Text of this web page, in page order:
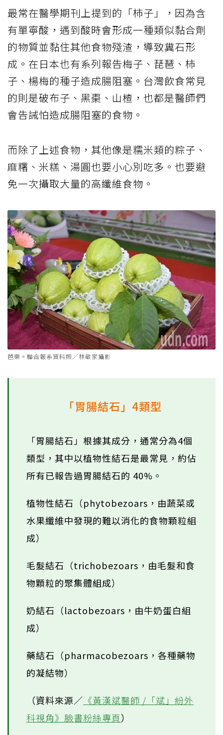
最常在醫學期刊上提到的「柿子」，因為含
有單寧酸，遇到酸時會形成一種類似黏合劑
的物質並黏住其他食物殘渣，導致糞石形
成。在日本也有系列報告梅子、琵琶、柿
子、楊梅的種子造成腸阻塞。台灣飲食常見
的則是破布子、黑棗、山楂，也都是醫師們
會告誡怕造成腸阻塞的食物。
而除了上述食物，其他像是糯米類的粽子、
麻糬、米糕、湯圓也要小心別吃多。也要避
免一次攝取大量的高纖維食物。
芭樂。聯合報系資料照／林敬家攝影
「胃腸結石」4類型
「胃腸結石」根據其成分，通常分為4個
類型，其中以植物性結石是最常見，約佔
所有已報告過胃腸結石的 40%。
植物性結石（phytobezoars，由蔬菜或
水果纖維中發現的難以消化的食物顆粒組
成）
毛髮結石（trichobezoars，由毛髮和食
物顆粒的聚集體組成）
奶結石（lactobezoars，由牛奶蛋白組
成）
藥結石（pharmacobezoars，各種藥物
的凝結物）
（資料來源／ 《黃漢斌醫師 /「斌」紛外
科視角》臉書粉絲專頁）